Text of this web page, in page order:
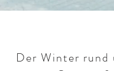
Der Winter rund